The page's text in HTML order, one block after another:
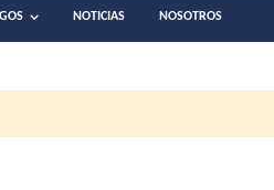
NOTICIAS NOSOTROS